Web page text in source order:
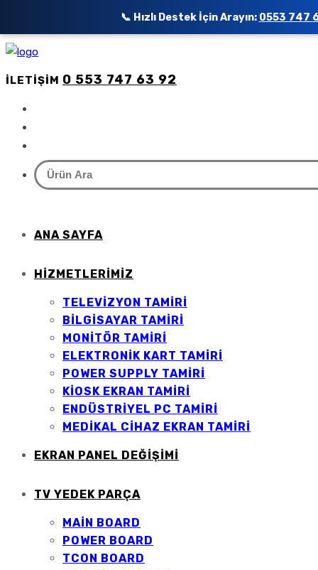
İLETIŞIM 0 553 747 63 92
ANA SAYFA
HIZMETLERIMIZ
TELEVIZYON TAMIRI
BILGISAYAR TAMIRI
MONITÖR TAMIRI
ELEKTRONIK KART TAMIRI
POWER SUPPLY TAMIRI
KIOSK EKRAN TAMIRI
ENDÜSTRIYEL PC TAMIRI
MEDIKAL CIHAZ EKRAN TAMIRI
EKRAN PANEL DEĞİŞİMİ
TV YEDEK PARÇA
MAİN BOARD
POWER BOARD
TCON BOARD
📞 Hızlı Destek İçin Arayın: 0553 747